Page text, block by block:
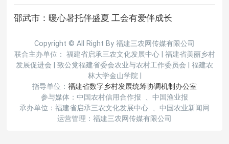
邵武市：暖心暑托伴盛夏 工会有爱伴成长
Copyright © All Right By 福建三农网传媒有限公司
联合主办单位： 福建省启承三农文化发展中心
福建省美丽乡村
发展促进会
致公党福建省委会农业与农村工作委员会
福建农
林大学金山学院
指导单位： 福建省数字乡村发展统筹协调机制办公室
参与媒体：中国农村信用合作报 、中国渔业报
承办单位：福建省启承三农文化发展中心 、中国农业新闻网
运营管理：福建三农网传媒有限公司